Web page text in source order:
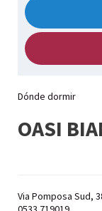
Dónde dormir
OASI
Via Pomposa Sud,